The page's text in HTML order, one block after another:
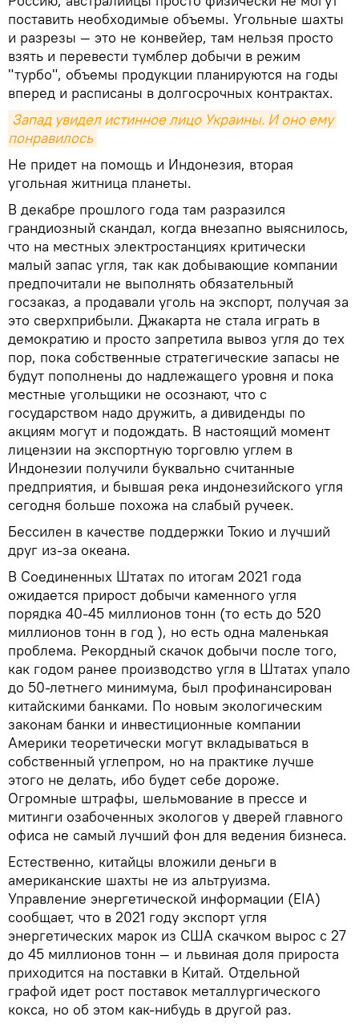
поставить необходимые объемы. Угольные шахты
и разрезы — это не конвейер, там нельзя просто
взять и перевести тумблер добычи в режим
"турбо", объемы продукции планируются на годы
вперед и расписаны в долгосрочных контрактах.
Запад увидел истинное лицо Украины. И оно ему
понравилось
Не придет на помощь и Индонезия, вторая
угольная житница планеты.
В декабре прошлого года там разразился
грандиозный скандал, когда внезапно выяснилось,
что на местных электростанциях критически
малый запас угля, так как добывающие компании
предпочитали не выполнять обязательный
госзаказ, а продавали уголь на экспорт, получая за
это сверхприбыли. Джакарта не стала играть в
демократию и просто запретила вывоз угля до тех
пор, пока собственные стратегические запасы не
будут пополнены до надлежащего уровня и пока
местные угольщики не осознают, что с
государством надо дружить, а дивиденды по
акциям могут и подождать. В настоящий момент
лицензии на экспортную торговлю углем в
Индонезии получили буквально считанные
предприятия, и бывшая река индонезийского угля
сегодня больше похожа на слабый ручеек.
Бессилен в качестве поддержки Токио и лучший
друг из-за океана.
В Соединенных Штатах по итогам 2021 года
ожидается прирост добычи каменного угля
порядка 40-45 миллионов тонн (то есть до 520
миллионов тонн в год ), но есть одна маленькая
проблема. Рекордный скачок добычи после того,
как годом ранее производство угля в Штатах упало
до 50-летнего минимума, был профинансирован
китайскими банками. По новым экологическим
законам банки и инвестиционные компании
Америки теоретически могут вкладываться в
собственный углепром, но на практике лучше
этого не делать, ибо будет себе дороже.
Огромные штрафы, шельмование в прессе и
митинги озабоченных экологов у дверей главного
офиса не самый лучший фон для ведения бизнеса.
Естественно, китайцы вложили деньги в
американские шахты не из альтруизма.
Управление энергетической информации (EIA)
сообщает, что в 2021 году экспорт угля
энергетических марок из США скачком вырос с 27
до 45 миллионов тонн — и львиная доля прироста
приходится на поставки в Китай. Отдельной
графой идет рост поставок металлургического
кокса, но об этом как-нибудь в другой раз.